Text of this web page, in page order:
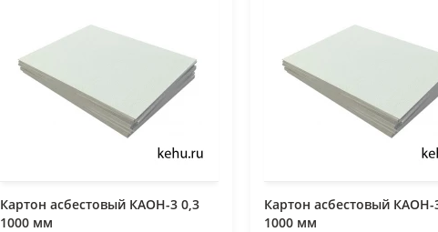
Картон асбестовый КАОН-3 0,3
1000 мм
Картон асбестовый КАОН-
1000 мм